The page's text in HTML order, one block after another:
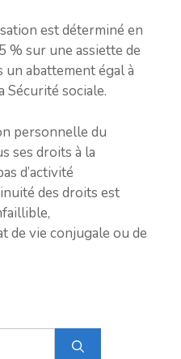
est déterminé en
% sur une assiette de
abattement égal à
Sécurité sociale.
personnelle du
ses droits à la
d’activité
des droits est
de vie conjugale ou de